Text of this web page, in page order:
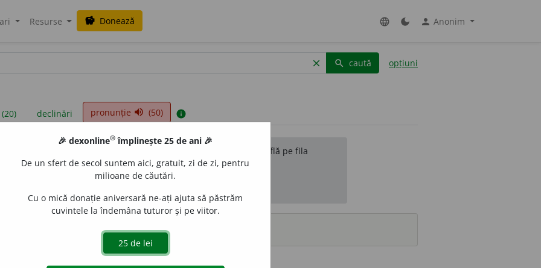
Resurse savings Donează language dark_mode person Anonim
clear search caută opțiuni
declinări pronunție volume_up (50) info
sunt compilate de echipa dexonline. Definițiile originale se află pe fila
reordona filele pe pagina depreferințe.
surse
🎉 dexonline® împlinește 25 de ani 🎉
De un sfert de secol suntem aici, gratuit, zi de zi, pentru
milioane de căutări.
Cu o mică donație aniversară ne-ați ajuta să păstrăm
cuvintele la îndemâna tuturor și pe viitor.